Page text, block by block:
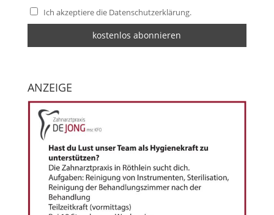
Ich akzeptiere die Datenschutzerklärung.
ANZEIGE